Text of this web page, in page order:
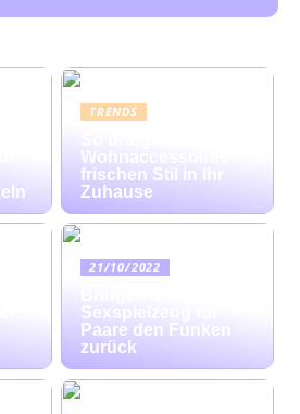
TRENDS
Wohnaccessoires
frischen Stil in Ihr
Zuhause
21/10/2022
Sexspielzeug für
Paare den Funken
zurück